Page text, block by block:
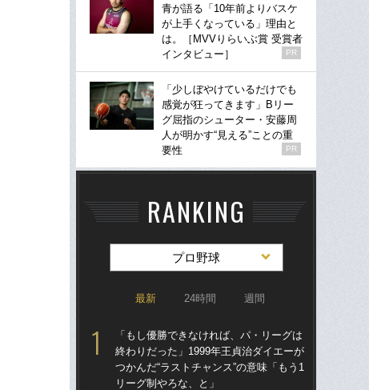
青が語る「10年前よりバスケ
が上手くなっている」理由と
は。［MVVりらいぶ賞 受賞者
インタビュー］
PR
「少しぼやけているだけでも
感覚が狂ってきます」Bリー
グ屈指のシューター・安藤周
人が明かす“見える”ことの重
要性
PR
RANKING
プロ野球
最新 24時間 週間
「もし優勝できなければ、パ・リーグは
終わりだった」1999年王貞治ダイエーが
つかんだ“ラストチャンス”の意味「もう1
リーグ制やろな、と」